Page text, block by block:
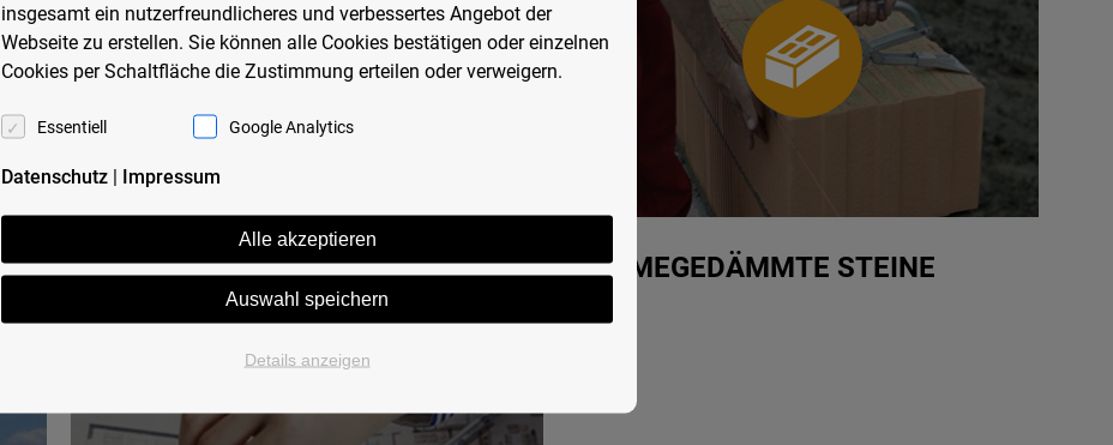
ALTBAUSANIERUNG WÄRMEGEDÄMMTE STEINE
insgesamt ein nutzerfreundlicheres und verbessertes Angebot der
Webseite zu erstellen. Sie können alle Cookies bestätigen oder einzelnen
Cookies per Schaltfläche die Zustimmung erteilen oder verweigern.
Essentiell Google Analytics
Datenschutz | Impressum
Alle akzeptieren
Auswahl speichern
Details anzeigen